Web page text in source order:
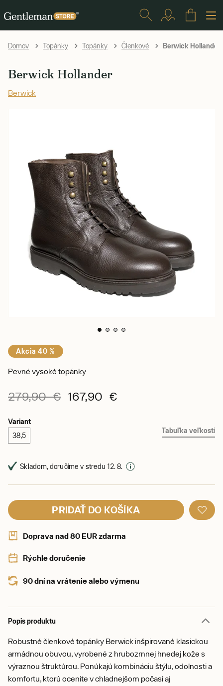
Domov Topánky Topánky Členkové Berwick Hollander
Berwick Hollander
Berwick
Akcia 40 %
Pevné vysoké topánky
279,90 € 167,90 €
Variant
38,5
Tabuľka veľkostí
Skladom, doručíme v stredu 12. 8.
PRIDAŤ DO KOŠÍKA
Doprava nad 80 EUR zdarma
Rýchle doručenie
90 dní na vrátenie alebo výmenu
Popis produktu
Robustné členkové topánky Berwick inšpirované klasickou
armádnou obuvou, vyrobené z hrubozrnnej hnedej kože s
výraznou štruktúrou. Ponúkajú kombináciu štýlu, odolnosti a
komfortu, ktorú oceníte v chladnejšom počasí aj